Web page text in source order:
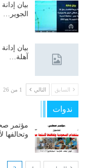
الجوير…
بيان
آهلة…
السابق التالي 1 من 26
ندوات
مؤتمر
وتحالفها